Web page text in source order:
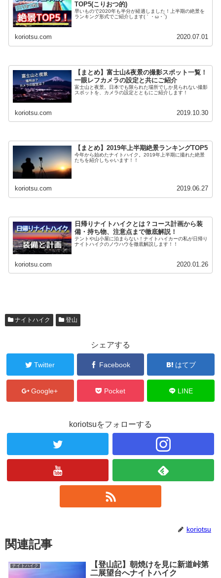
TOP5(こりおつ的)
早いもので2020年も半分が経過しました！上半期の絶景を
ランキング形式でご紹介します(｀・ω・´)
koriotsu.com 2020.07.01
【まとめ】富士山&夜景の撮影スポット一覧！
一眼レフカメラの設定と共にご紹介
富士山と夜景。日本でも限られた場所でしか見られない撮影
スポットを、カメラの設定とともにご紹介します！
koriotsu.com 2019.10.30
【まとめ】2019年上半期絶景ランキングTOP5
今年から始めたナイトハイク。2019年上半期に撮れた絶景
たちを紹介しちゃいます！！
koriotsu.com 2019.06.27
日帰りナイトハイクとは？コース計画から装
備・持ち物、注意点まで徹底解説！
テントや山小屋に泊まらない！ナイトハイカーの私が日帰り
ナイトハイクのノウハウを徹底解説します！！
koriotsu.com 2020.01.26
ナイトハイク 登山
シェアする
Twitter Facebook はてブ
Google+ Pocket LINE
koriotsuをフォローする
koriotsu
関連記事
ナイトハイク
【登山記】朝焼けを見に新道峠第
二展望台へナイトハイク